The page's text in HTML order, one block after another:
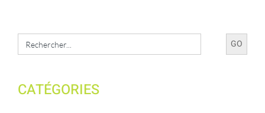
Search
for:
CATÉGORIES